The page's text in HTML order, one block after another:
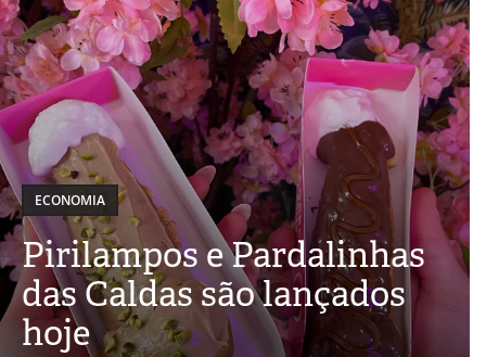
ECONOMIA
Pirilampos e Pardalinhas
das Caldas são lançados
hoje